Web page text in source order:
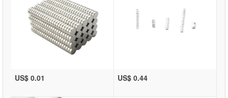
US$ 0.01 US$ 0.44